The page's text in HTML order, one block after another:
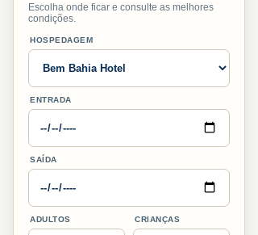
Escolha onde ficar e consulte as melhores
condições.
HOSPEDAGEM
ENTRADA
SAÍDA
ADULTOS CRIANÇAS